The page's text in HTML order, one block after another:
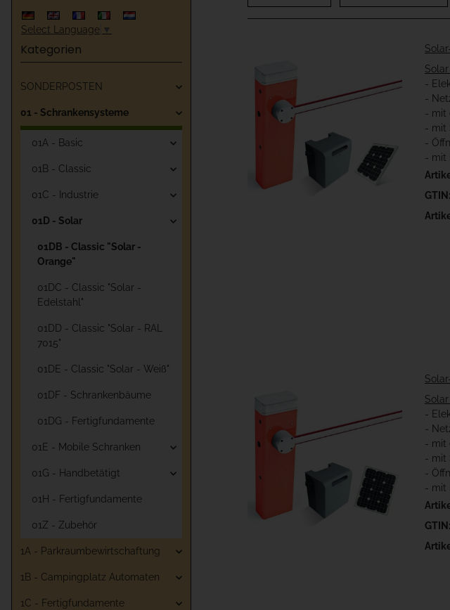
-
-
- mit
- mit
-
- mit
GTIN:
-
-
- mit
- mit
-
- mit
GTIN:
Select Language ▼
Kategorien
SONDERPOSTEN
01 - Schrankensysteme
01A - Basic
01B - Classic
01C - Industrie
01D - Solar
01DB - Classic "Solar -
Orange"
01DC - Classic "Solar -
Edelstahl"
01DD - Classic "Solar - RAL
7015"
01DE - Classic "Solar - Weiß"
01DF - Schrankenbäume
01DG - Fertigfundamente
01E - Mobile Schranken
01G - Handbetätigt
01H - Fertigfundamente
01Z - Zubehör
1A - Parkraumbewirtschaftung
1B - Campingplatz Automaten
1C - Fertigfundamente